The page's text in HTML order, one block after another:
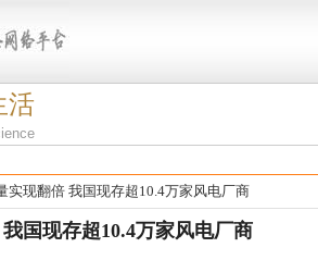
活
实现翻倍 我国现存超10.4万家风电厂商
国现存超10.4万家风电厂商